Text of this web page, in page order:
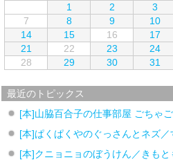
1
2 3
7
8 9 10
14
15 16 17
21
22 23 24
28
29 30 31
最近のトピックス
[本]山脇百合子の仕事部屋 ごちゃ
[本]ぱくぱくやのぐっさんとネズ
[本]クニョニョのぼうけん／きもと